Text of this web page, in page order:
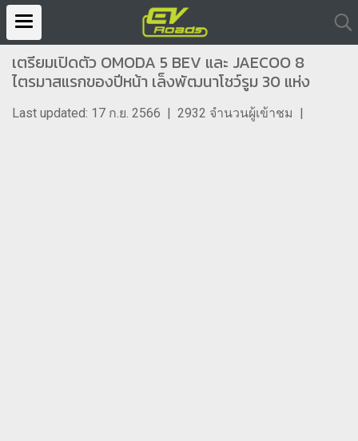
เตรียมเปิดตัว OMODA 5 BEV และ JAECOO 8
ไตรมาสแรกของปีหน้า เล็งพัฒนาโชว์รูม 30 แห่ง
Last updated: 17 ก.ย. 2566 | 2932 จำนวนผู้เข้าชม |